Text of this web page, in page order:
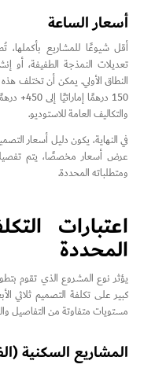
أسعار الساعة
أقل شيوعًا للمشاريع بأكملها،
تعديلات النمذجة الطفيفة، أو
النطاق الأولي. يمكن أن تختلف
150
والتكاليف العامة للاستوديو.
في النهاية، يكون دليل أسعار
عرض أسعار مخصصًا، يتم
ومتطلباته المحددة.
اعتبارات
المحددة
يؤثر نوع المشروع الذي تقوم
كبير على تكلفة التصميم ثلاثي
مستويات متفاوتة من التفاصيل
المشاريع السكنية